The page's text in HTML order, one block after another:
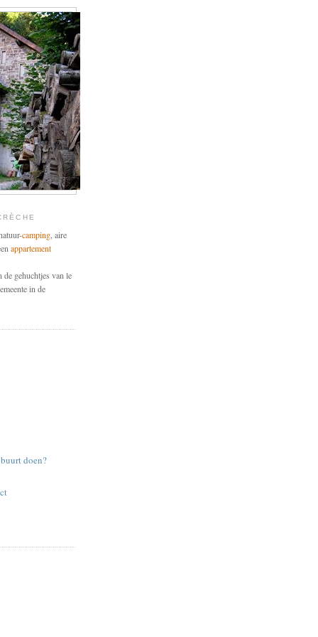
camping, aire
appartement
de gehuchtjes van le
in de
doen?